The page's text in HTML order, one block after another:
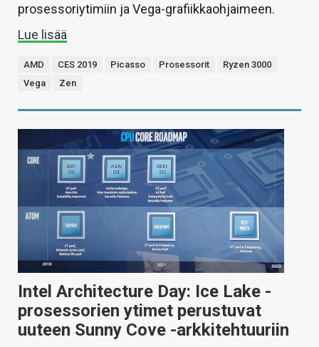
prosessoriytimiin ja Vega-grafiikkaohjaimeen.
Lue lisää
AMD CES 2019 Picasso Prosessorit
Ryzen 3000
Vega
Zen
Intel Architecture Day: Ice Lake -
prosessorien ytimet perustuvat
uuteen Sunny Cove -arkkitehtuuriin